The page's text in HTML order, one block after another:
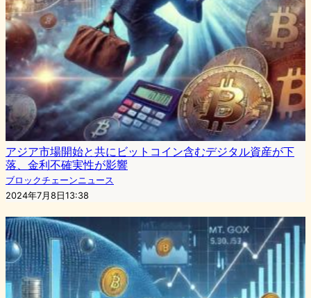
アジア市場開始と共にビットコイン含むデジタル資産が下
落、金利不確実性が影響
ブロックチェーンニュース
2024年7月8日13:38